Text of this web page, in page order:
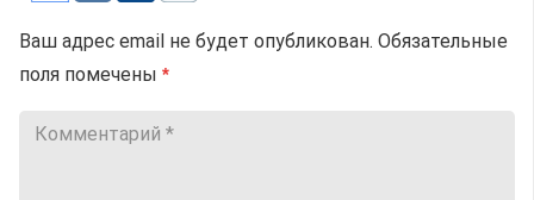
Ваш адрес email не будет опубликован. Обязательные
поля помечены *